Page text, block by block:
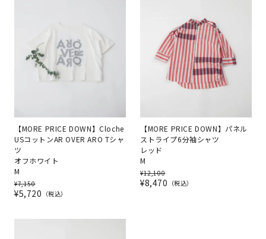
【MORE PRICE DOWN】Cloche
USコットンAR OVER ARO Tシャ
ツ
オフホワイト
M
¥7,150
¥5,720 税込
【MORE PRICE DOWN】パネル
ストライプ6分袖シャツ
レッド
M
¥12,100
¥8,470 税込